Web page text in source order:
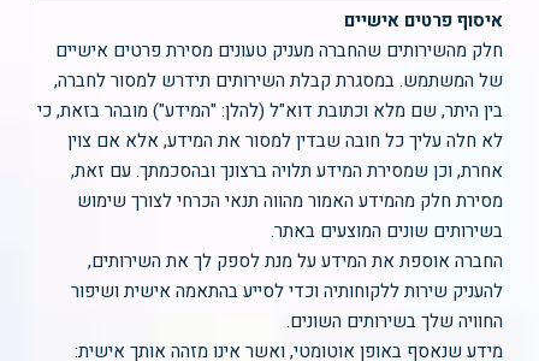
איסוף פרטים אישיים
חלק מהשירותים שהחברה מעניק טעונים מסירת פרטים אישיים
של המשתמש. במסגרת קבלת השירותים תידרש למסור לחברה,
בין היתר, שם מלא וכתובת דוא"ל (להלן: "המידע") מובהר בזאת, כי
לא חלה עליך כל חובה שבדין למסור את המידע, אלא אם צוין
אחרת, וכן שמסירת המידע תלויה ברצונך ובהסכמתך. עם זאת,
מסירת חלק מהמידע האמור מהווה תנאי הכרחי לצורך שימוש
בשירותים שונים המוצעים באתר.
החברה אוספת את המידע על מנת לספק לך את השירותים,
להעניק שירות ללקוחותיה וכדי לסייע בהתאמה אישית ושיפור
החוויה שלך בשירותים השונים.
מידע שנאסף באופן אוטומטי, ואשר אינו מזהה אותך אישית: